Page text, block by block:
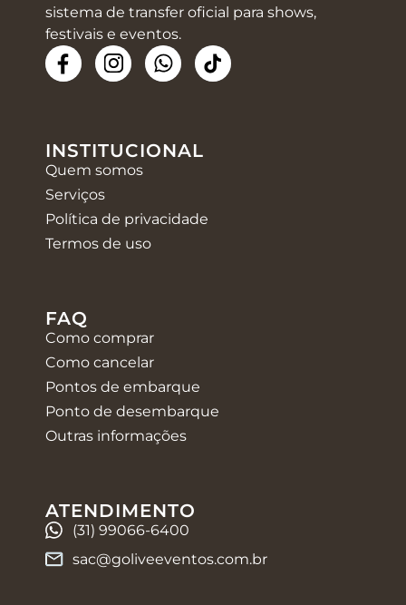
sistema de transfer oficial para shows,
festivais e eventos.
INSTITUCIONAL
Quem somos
Serviços
Política de privacidade
Termos de uso
FAQ
Como comprar
Como cancelar
Pontos de embarque
Ponto de desembarque
Outras informações
ATENDIMENTO
(31) 99066-6400
sac@goliveeventos.com.br